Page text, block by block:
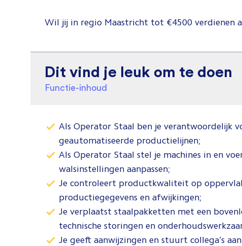
Wil jij in regio Maastricht tot €4500 verdienen
Dit vind je leuk om te doen
Functie-inhoud
Als Operator Staal ben je verantwoordelijk
geautomatiseerde productielijnen;
Als Operator Staal stel je machines in en
walsinstellingen aanpassen;
Je controleert productkwaliteit op
productiegegevens en afwijkingen;
Je verplaatst staalpakketten met een
technische storingen en
Je geeft aanwijzingen en stuurt collega’s